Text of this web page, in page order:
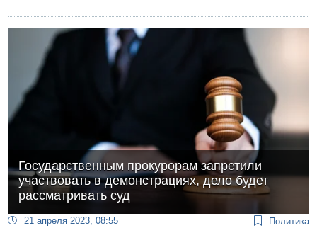
Государственным прокурорам запретили
участвовать в демонстрациях, дело будет
рассматривать суд
21 апреля 2023, 08:55 Политика